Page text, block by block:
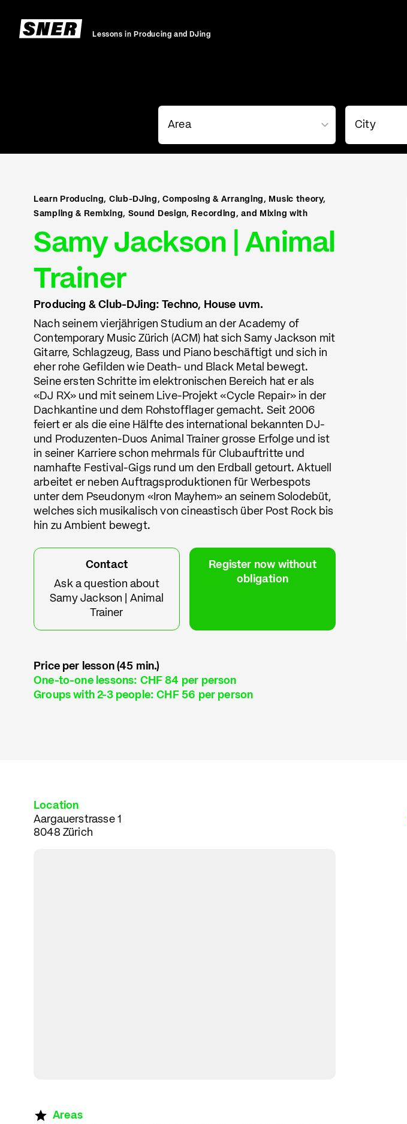
Lessons in Producing and DJing
Learn Producing, Club-DJing, Composing & Arranging, Music theory,
Sampling & Remixing, Sound Design, Recording, and Mixing with
Samy Jackson | Animal
Trainer
Producing & Club-DJing: Techno, House uvm.
Nach seinem vierjährigen Studium an der Academy of
Contemporary Music Zürich (ACM) hat sich Samy Jackson mit
Gitarre, Schlagzeug, Bass und Piano beschäftigt und sich in
eher rohe Gefilden wie Death- und Black Metal bewegt.
Seine ersten Schritte im elektronischen Bereich hat er als
«DJ RX» und mit seinem Live-Projekt «Cycle Repair» in der
Dachkantine und dem Rohstofflager gemacht. Seit 2006
feiert er als die eine Hälfte des international bekannten DJ-
und Produzenten-Duos Animal Trainer grosse Erfolge und ist
in seiner Karriere schon mehrmals für Clubauftritte und
namhafte Festival-Gigs rund um den Erdball getourt. Aktuell
arbeitet er neben Auftragsproduktionen für Werbespots
unter dem Pseudonym «Iron Mayhem» an seinem Solodebüt,
welches sich musikalisch von cineastisch über Post Rock bis
hin zu Ambient bewegt.
Contact
Ask a question about
Samy Jackson | Animal
Trainer
Register now without
obligation
Price per lesson (45 min.)
One-to-one lessons: CHF 84 per person
Groups with 2-3 people: CHF 56 per person
Location
Aargauerstrasse 1
8048 Zürich
Areas